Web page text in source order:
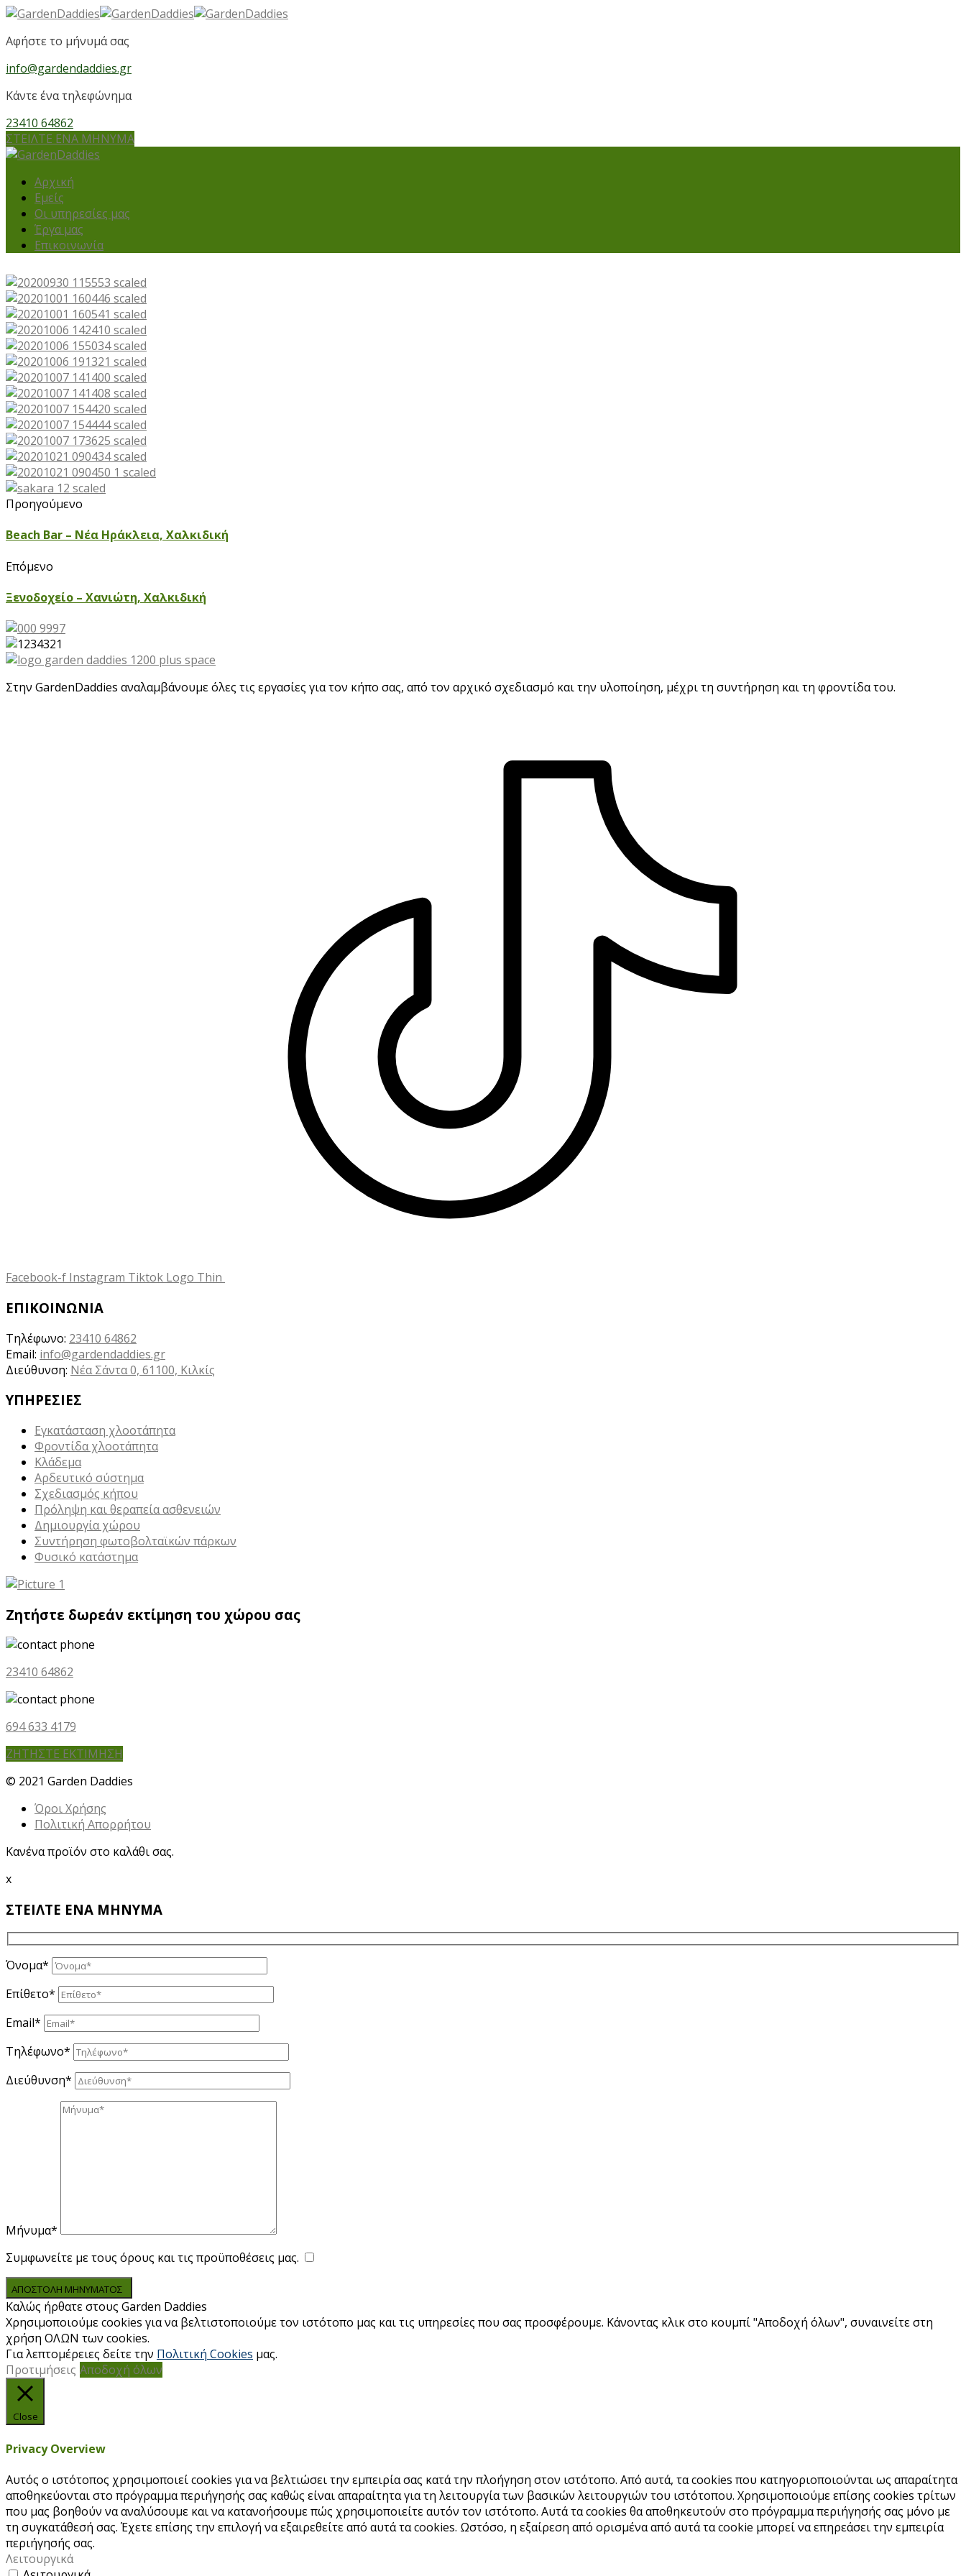
Αφήστε το μήνυμά σας
info@gardendaddies.gr
Κάντε ένα τηλεφώνημα
23410 64862
ΣΤΕΙΛΤΕ ΕΝΑ ΜΗΝΥΜΑ
Αρχική
Εμείς
Οι υπηρεσίες μας
Έργα μας
Επικοινωνία
Προηγούμενο
Beach Bar – Νέα Ηράκλεια, Χαλκιδική
Επόμενο
Ξενοδοχείο – Χανιώτη, Χαλκιδική
Στην GardenDaddies αναλαμβάνουμε όλες τις εργασίες για τον κήπο σας, από τον αρχικό σχεδιασμό και την υλοποίηση, μέχρι τη συντήρηση και τη φροντίδα του.
Facebook-f Instagram Tiktok Logo Thin
ΕΠΙΚΟΙΝΩΝΙΑ
Τηλέφωνο: 23410 64862
Email: info@gardendaddies.gr
Διεύθυνση: Νέα Σάντα 0, 61100, Κιλκίς
ΥΠΗΡΕΣΙΕΣ
Εγκατάσταση χλοοτάπητα
Φροντίδα χλοοτάπητα
Κλάδεμα
Αρδευτικό σύστημα
Σχεδιασμός κήπου
Πρόληψη και θεραπεία ασθενειών
Δημιουργία χώρου
Συντήρηση φωτοβολταϊκών πάρκων
Φυσικό κατάστημα
Ζητήστε δωρεάν εκτίμηση του χώρου σας
23410 64862
694 633 4179
ΖΗΤΗΣΤΕ ΕΚΤΙΜΗΣΗ
© 2021 Garden Daddies
Όροι Χρήσης
Πολιτική Απορρήτου
Κανένα προϊόν στο καλάθι σας.
x
ΣΤΕΙΛΤΕ ΕΝΑ ΜΗΝΥΜΑ
Όνομα*
Επίθετο*
Email*
Τηλέφωνο*
Διεύθυνση*
Μήνυμα*
Συμφωνείτε με τους όρους και τις προϋποθέσεις μας.
ΑΠΟΣΤΟΛΗ ΜΗΝΥΜΑΤΟΣ
Καλώς ήρθατε στους Garden Daddies
Χρησιμοποιούμε cookies για να βελτιστοποιούμε τον ιστότοπο μας και τις υπηρεσίες που σας προσφέρουμε. Κάνοντας κλικ στο κουμπί "Αποδοχή όλων", συναινείτε στη
χρήση ΟΛΩΝ των cookies.
Για λεπτομέρειες δείτε την Πολιτική Cookies μας.
Προτιμήσεις Αποδοχή όλων
Close
Privacy Overview
Αυτός ο ιστότοπος χρησιμοποιεί cookies για να βελτιώσει την εμπειρία σας κατά την πλοήγηση στον ιστότοπο. Από αυτά, τα cookies που κατηγοριοποιούνται ως απαραίτητα
αποθηκεύονται στο πρόγραμμα περιήγησής σας καθώς είναι απαραίτητα για τη λειτουργία των βασικών λειτουργιών του ιστότοπου. Χρησιμοποιούμε επίσης cookies τρίτων
που μας βοηθούν να αναλύσουμε και να κατανοήσουμε πώς χρησιμοποιείτε αυτόν τον ιστότοπο. Αυτά τα cookies θα αποθηκευτούν στο πρόγραμμα περιήγησής σας μόνο με
τη συγκατάθεσή σας. Έχετε επίσης την επιλογή να εξαιρεθείτε από αυτά τα cookies. Ωστόσο, η εξαίρεση από ορισμένα από αυτά τα cookie μπορεί να επηρεάσει την εμπειρία
περιήγησής σας.
Λειτουργικά